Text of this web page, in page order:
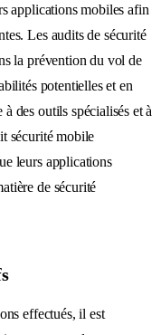
applications mobiles afin
Les audits de sécurité
la prévention du vol de
potentielles et en
des outils spécialisés et à
sécurité mobile
leurs applications
de sécurité
effectués, il est